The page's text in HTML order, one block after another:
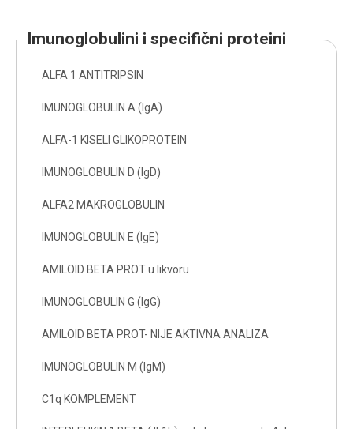
imunoglobulini i specifični proteini
ALFA 1 ANTITRIPSIN
IMUNOGLOBULIN A (IgA)
ALFA-1 KISELI GLIKOPROTEIN
IMUNOGLOBULIN D (IgD)
ALFA2 MAKROGLOBULIN
IMUNOGLOBULIN E (IgE)
AMILOID BETA PROT u likvoru
IMUNOGLOBULIN G (IgG)
AMILOID BETA PROT- NIJE AKTIVNA ANALIZA
IMUNOGLOBULIN M (IgM)
C1q KOMPLEMENT